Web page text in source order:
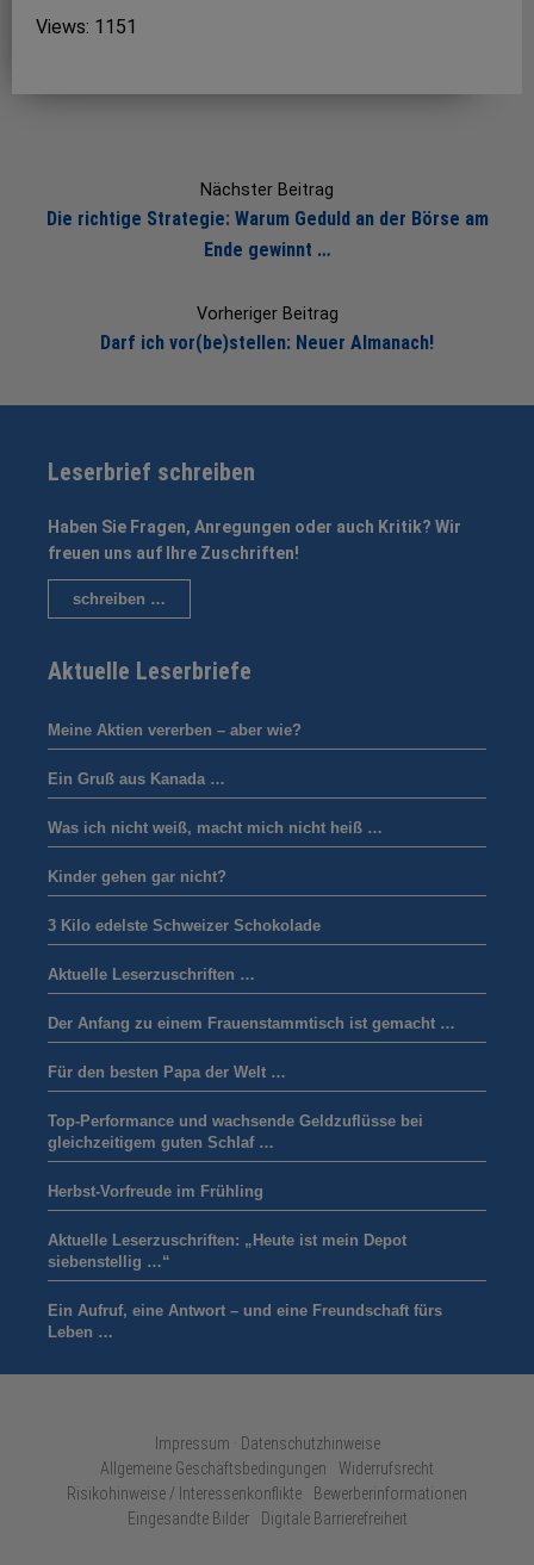
Views: 1151
Nächster Beitrag
Die richtige Strategie: Warum Geduld an der Börse am
Ende gewinnt …
Vorheriger Beitrag
Darf ich vor(be)stellen: Neuer Almanach!
Leserbrief schreiben
Haben Sie Fragen, Anregungen oder auch Kritik? Wir
freuen uns auf Ihre Zuschriften!
schreiben …
Aktuelle Leserbriefe
Meine Aktien vererben – aber wie?
Ein Gruß aus Kanada …
Was ich nicht weiß, macht mich nicht heiß …
Kinder gehen gar nicht?
3 Kilo edelste Schweizer Schokolade
Aktuelle Leserzuschriften …
Der Anfang zu einem Frauenstammtisch ist gemacht …
Für den besten Papa der Welt …
Top-Performance und wachsende Geldzuflüsse bei
gleichzeitigem guten Schlaf …
Herbst-Vorfreude im Frühling
Aktuelle Leserzuschriften: „Heute ist mein Depot
siebenstellig …“
Ein Aufruf, eine Antwort – und eine Freundschaft fürs
Leben …
Impressum · Datenschutzhinweise
Allgemeine Geschäftsbedingungen
Widerrufsrecht
Risikohinweise / Interessenkonflikte
Bewerberinformationen
Eingesandte Bilder
Digitale Barrierefreiheit